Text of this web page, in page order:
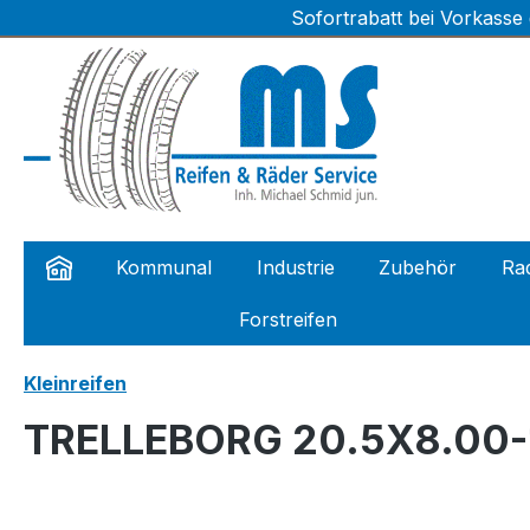
Zur Hauptnavigation springenSofortrabatt bei
Kommunal Industrie Zubehör
Forstreifen
Kleinreifen
TRELLEBORG